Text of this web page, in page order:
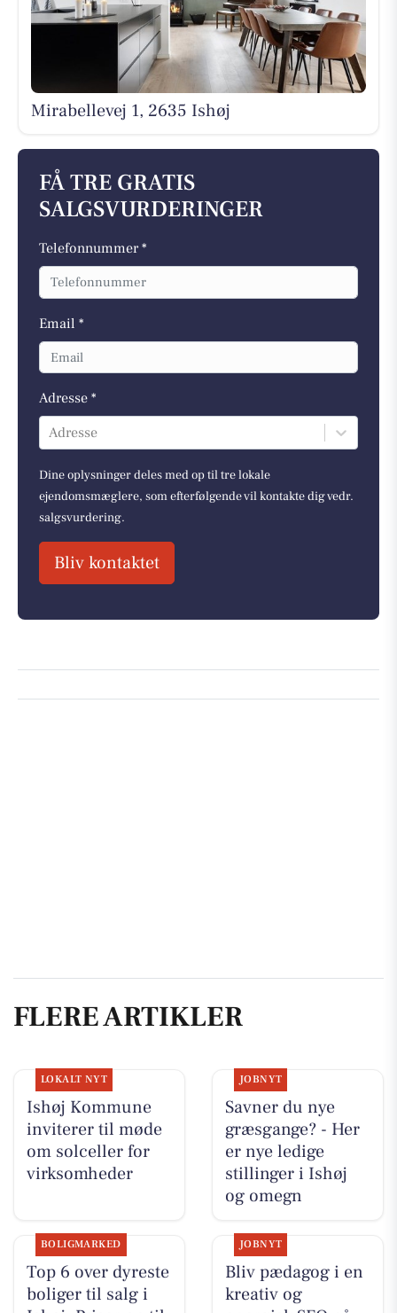
Mirabellevej 1, 2635 Ishøj
FÅ TRE GRATIS
SALGSVURDERINGER
Telefonnummer *
Email *
Adresse *
Adresse
Dine oplysninger deles med op til tre lokale
ejendomsmæglere, som efterfølgende vil kontakte dig vedr.
salgsvurdering.
Bliv kontaktet
FLERE ARTIKLER
LOKALT NYT
Ishøj Kommune
inviterer til møde
om solceller for
virksomheder
JOBNYT
Savner du nye
græsgange? - Her
er nye ledige
stillinger i Ishøj
og omegn
BOLIGMARKED
Top 6 over dyreste
boliger til salg i
JOBNYT
Bliv pædagog i en
kreativ og